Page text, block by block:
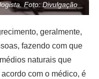
Foto: Divulgação
geralmente,
fazendo com que
naturais que
com o médico, é